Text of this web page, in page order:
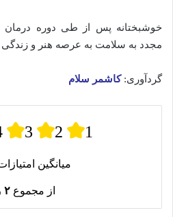
خوشبختانه پس از طی دوره درمان
مجدد به سلامت به عرصه هنر و
گردآوری:کاشمر سلام
3 2 1
میانگین
از مجموع ۲